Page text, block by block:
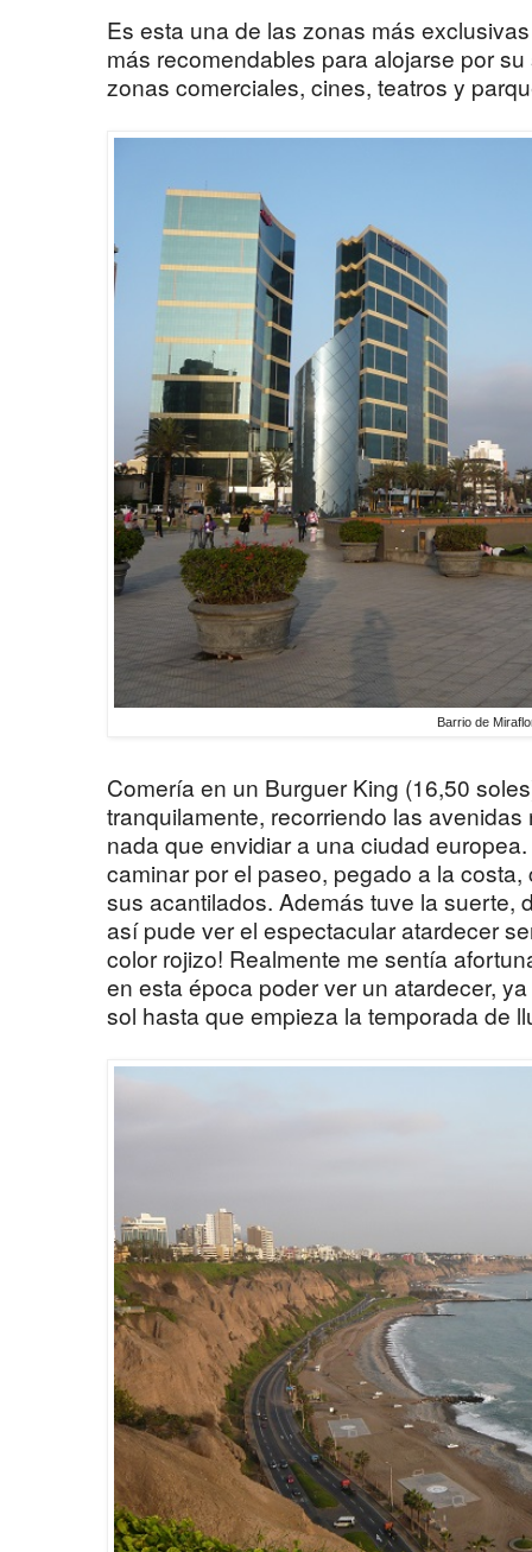
Es esta una de las zonas más
más recomendables para alojarse por
zonas comerciales, cines, teatros y
Barrio de
Comería en un Burguer King (16,50
tranquilamente, recorriendo las
nada que envidiar a una ciudad
caminar por el paseo, pegado a la
sus acantilados. Además tuve la suerte,
así pude ver el espectacular atardecer
color rojizo! Realmente me sentía
en esta época poder ver un atardecer,
sol hasta que empieza la temporada de